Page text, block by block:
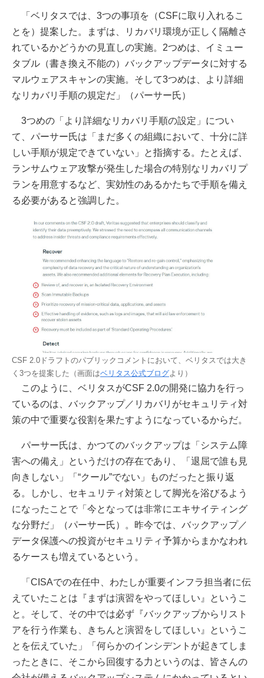
「ベリタスでは、3つの事項を（CSFに取り入れるこ
とを）提案した。まずは、リカバリ環境が正しく隔離さ
れているかどうかの見直しの実施。2つめは、イミュー
タブル（書き換え不能の）バックアップデータに対する
マルウェアスキャンの実施。そして3つめは、より詳細
なリカバリ手順の規定だ」（パーサー氏）
3つめの「より詳細なリカバリ手順の設定」につい
て、パーサー氏は「まだ多くの組織において、十分に詳
しい手順が規定できていない」と指摘する。たとえば、
ランサムウェア攻撃が発生した場合の特別なリカバリプ
ランを用意するなど、実効性のあるかたちで手順を備え
る必要があると強調した。
CSF 2.0ドラフトのパブリックコメントにおいて、ベリタスでは大き
く3つを提案した（画面はベリタス公式ブログより）
このように、ベリタスがCSF 2.0の開発に協力を行っ
ているのは、バックアップ／リカバリがセキュリティ対
策の中で重要な役割を果たすようになっているからだ。
パーサー氏は、かつてのバックアップは「システム障
害への備え」というだけの存在であり、「退屈で誰も見
向きしない」「“クール”でない」ものだったと振り返
る。しかし、セキュリティ対策として脚光を浴びるよう
になったことで「今となっては非常にエキサイティング
な分野だ」（パーサー氏）。昨今では、バックアップ／
データ保護への投資がセキュリティ予算からまかなわれ
るケースも増えているという。
「CISAでの在任中、わたしが重要インフラ担当者に伝
えていたことは『まずは演習をやってほしい』というこ
と。そして、その中では必ず『バックアップからリスト
アを行う作業も、きちんと演習をしてほしい』というこ
とを伝えていた」「何らかのインシデントが起きてしま
ったときに、そこから回復する力というのは、皆さんの